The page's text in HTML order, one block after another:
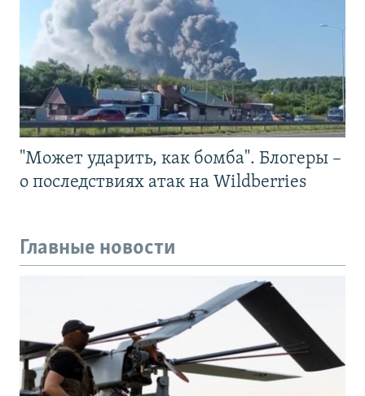
"Может ударить, как бомба". Блогеры –
о последствиях атак на Wildberries
Главные новости